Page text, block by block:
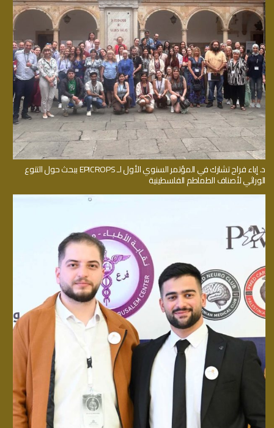
د. إباء فراح تشارك في المؤتمر السنوي الأول لـ EPICROPS ببحث حول التنوع
الوراثي لأصناف الطماطم الفلسطينية